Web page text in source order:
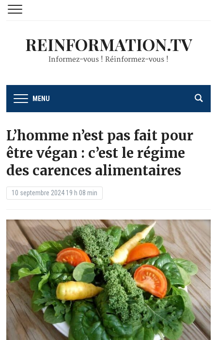
REINFORMATION.TV
Informez-vous ! Réinformez-vous !
MENU
L’homme n’est pas fait pour
être végan : c’est le régime
des carences alimentaires
10 septembre 2024 19 h 08 min